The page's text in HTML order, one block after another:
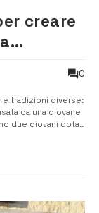
creare
0
e tradizioni diverse:
da una giovane
due giovani dotati